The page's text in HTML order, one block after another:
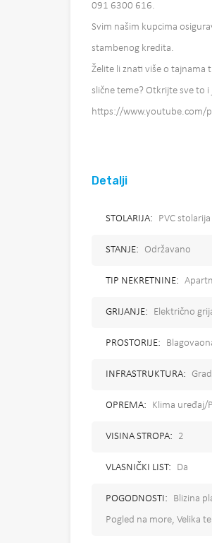
091 6300 616.
Svim našim kupcima
stambenog kredita.
Želite li znati više o tajnama
slične teme? Otkrijte sve to i
https://www.youtube.com/
Detalji
STOLARIJA: PVC stolarija
STANJE: Održavano
TIP NEKRETNINE:
GRIJANJE: Električno
PROSTORIJE:
INFRASTRUKTURA:
OPREMA: Klima uređaj/
VISINA STROPA: 2
VLASNIČKI LIST: Da
POGODNOSTI:
Blizina
Pogled na more, Velika